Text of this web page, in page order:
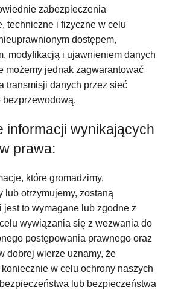
zabezpieczenia
techniczne i fizyczne w celu
dostępem,
modyfikacją i ujawnieniem danych
możemy jednak zagwarantować
transmisji danych przez sieć
bezprzewodową.
informacji wynikających
prawa:
które gromadzimy,
lub otrzymujemy, zostaną
jest to wymagane lub zgodne z
wywiązania się z wezwania do
postępowania prawnego oraz
dobrej wierze uznamy, że
w celu ochrony naszych
lub bezpieczeństwa